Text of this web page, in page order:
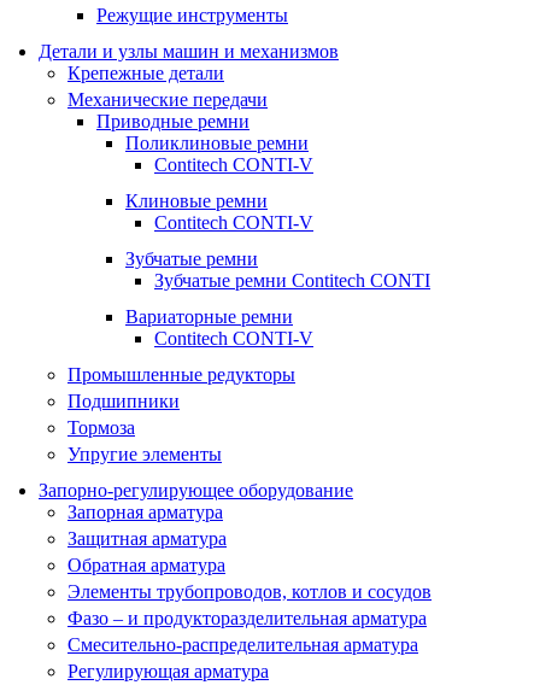
Режущие инструменты
Детали и узлы машин и механизмов
Крепежные детали
Механические передачи
Приводные ремни
Поликлиновые ремни
Contitech CONTI-V
Клиновые ремни
Contitech CONTI-V
Зубчатые ремни
Зубчатые ремни Contitech CONTI
Вариаторные ремни
Contitech CONTI-V
Промышленные редукторы
Подшипники
Тормоза
Упругие элементы
Запорно-регулирующее оборудование
Запорная арматура
Защитная арматура
Обратная арматура
Элементы трубопроводов, котлов и сосудов
Фазо – и продукторазделительная арматура
Смесительно-распределительная арматура
Регулирующая арматура